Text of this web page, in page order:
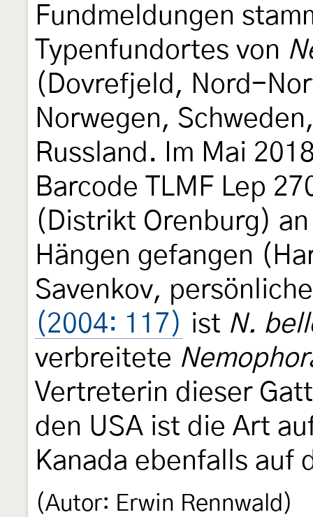
Fundmeldungen
Typenfundortes von
(Dovrefjeld, Nord-
Norwegen,
Russland. Im Mai
Barcode TLMF Lep
(Distrikt Orenburg)
Hängen gefangen
Savenkov,
(2004: 117) ist N.
verbreitete
Vertreterin dieser
den USA ist die Art
Kanada ebenfalls auf
(Autor: Erwin Rennwald)